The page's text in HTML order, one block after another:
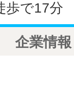
歩で17分
企業情報